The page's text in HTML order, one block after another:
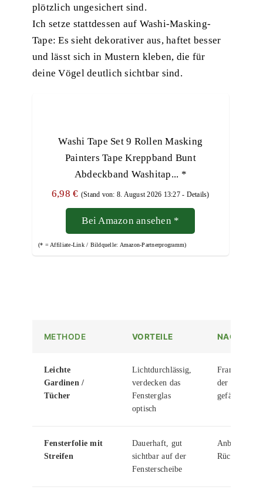
plötzlich ungesichert sind.
Ich setze stattdessen auf Washi-Masking-
Tape: Es sieht dekorativer aus, haftet besser
und lässt sich in Mustern kleben, die für
deine Vögel deutlich sichtbar sind.
Washi Tape Set 9 Rollen Masking
Painters Tape Kreppband Bunt
Abdeckband Washitap... *
6,98 € (Stand von: 8. August 2026 13:27 - Details)
Bei Amazon ansehen *
(* = Affiliate-Link / Bildquelle: Amazon-Partnerprogramm)
METHODE VORTEILE
Leichte
Gardinen /
Tücher
Lichtdurchlässig,
verdecken das
Fensterglas
optisch
Fransen
der Gardine
gefährlich
Fensterfolie mit
Streifen
Dauerhaft, gut
sichtbar auf der
Fensterscheibe
Anbringung
Rückstände